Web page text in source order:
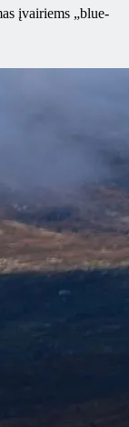
įvairiems „blue-